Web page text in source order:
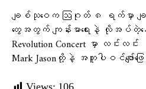
ချစ်သုဝေက ဩဂုတ် ၈ ရက်မှာ ချ
တွေအတွက် ကျန်းမာရေးနဲ့ လိုအပ်တဲ့
Revolution Concert မှာ လင်းလ
Mark Jasonတို့နဲ့ အတူပါဝင်ဖျော်ဖြ